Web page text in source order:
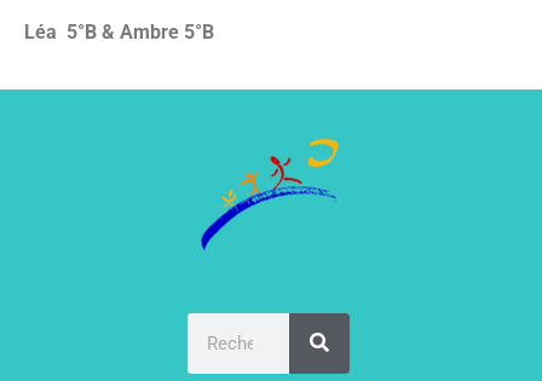
Léa 5°B & Ambre 5°B